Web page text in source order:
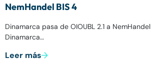
NemHandel BIS 4
Dinamarca pasa de OIOUBL 2.1 a NemHandel
Dinamarca…
Leer más